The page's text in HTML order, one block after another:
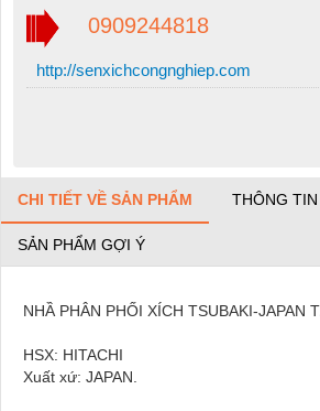
0909244818
http://senxichcongnghiep.com
CHI TIẾT VỀ SẢN PHẨM THÔNG
SẢN PHẨM GỢI Ý
NHẦ PHÂN PHỐI XÍCH TSUBAKI-JAPAN
HSX: HITACHI
Xuất xứ: JAPAN.